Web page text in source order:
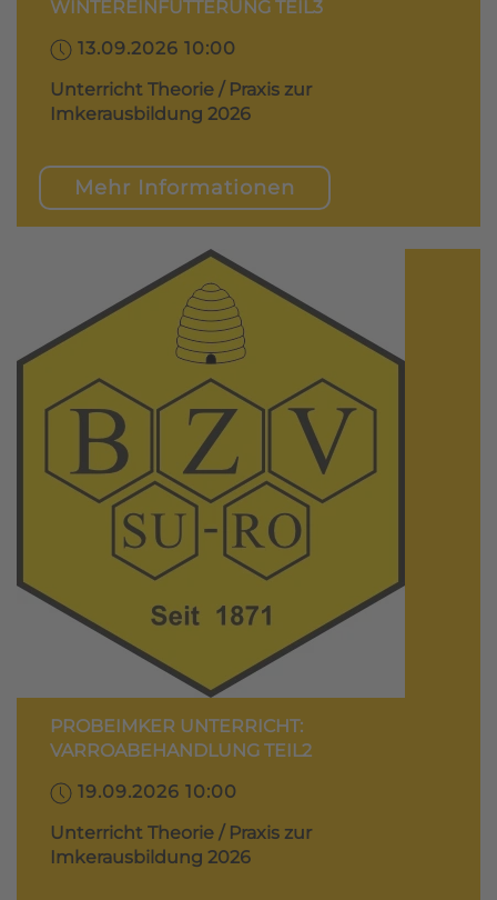
WINTEREINFÜTTERUNG TEIL3
13.09.2026 10:00
Unterricht Theorie / Praxis zur
Imkerausbildung 2026
Mehr Informationen
PROBEIMKER UNTERRICHT:
VARROABEHANDLUNG TEIL2
19.09.2026 10:00
Unterricht Theorie / Praxis zur
Imkerausbildung 2026